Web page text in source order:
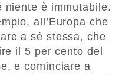
niente è immutabile.
all’Europa che
a sé stessa, che
il 5 per cento del
e cominciare a